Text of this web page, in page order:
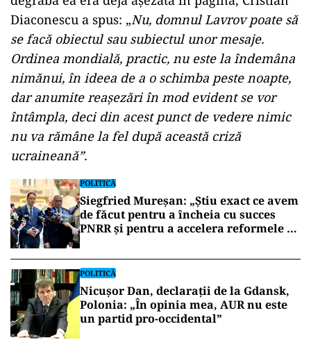
Diaconescu a spus: „Nu, domnul Lavrov poate să
se facă obiectul sau subiectul unor mesaje.
Ordinea mondială, practic, nu este la îndemâna
nimănui, în ideea de a o schimba peste noapte,
dar anumite reașezări în mod evident se vor
întâmpla, deci din acest punct de vedere nimic
nu va rămâne la fel după această criză
ucraineană”.
POLITICĂ
Siegfried Mureșan: „Știu exact ce avem
de făcut pentru a încheia cu succes
PNRR și pentru a accelera reformele și
POLITICĂ
Nicușor Dan, declarații de la Gdansk,
Polonia: „În opinia mea, AUR nu este
un partid pro-occidental”